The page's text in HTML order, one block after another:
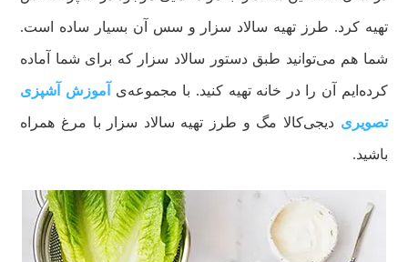
تهیه کرد. طرز تهیه سالاد سزار و سس آن بسیار ساده است.
شما هم می‌توانید طبق دستور سالاد سزار که برای شما آماده
کرده‌ایم آن را در خانه تهیه کنید. با مجموعه‌ی آموزش آشپزی
تصویری دیجی‌کالا مگ و طرز تهیه سالاد سزار با مرغ همراه
باشید.